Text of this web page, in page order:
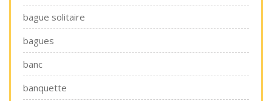
bague solitaire
bagues
banc
banquette